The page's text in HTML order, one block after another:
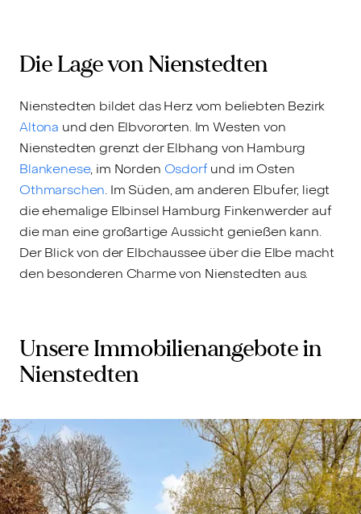
Die Lage von Nienstedten
Nienstedten bildet das Herz vom beliebten Bezirk
Altona und den Elbvororten. Im Westen von
Nienstedten grenzt der Elbhang von Hamburg
Blankenese, im Norden Osdorfund im Osten
Othmarschen. Im Süden, am anderen Elbufer, liegt
die ehemalige Elbinsel Hamburg Finkenwerder auf
die man eine großartige Aussicht genießen kann.
Der Blick von der Elbchaussee über die Elbe macht
den besonderen Charme von Nienstedten aus.
Unsere Immobilienangebote in
Nienstedten